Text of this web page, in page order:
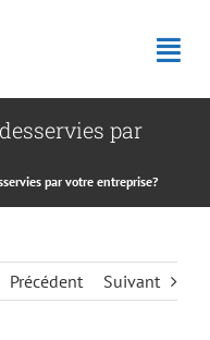
par
par votre entreprise?
Précédent Suivant